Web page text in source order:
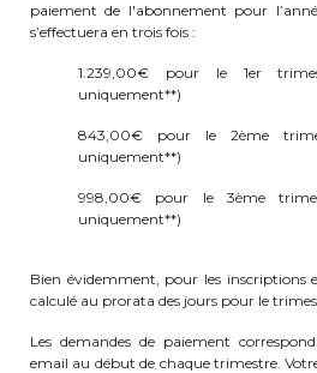
cesame@apeee-bxl1-
Cantine
+32 (0)2 374 76 75
BE10 3100 9205 4504
paiement de l'abonnement pour
s’effectuera en trois fois :
1.239,00€ pour le 1er
uniquement**)
843,00€ pour le 2ème
uniquement**)
998,00€ pour le 3ème
uniquement**)
Bien évidemment, pour les inscriptions
calculé au prorata des jours pour le
Les demandes de paiement
email au début de chaque trimestre.